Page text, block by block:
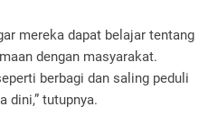
mereka dapat belajar tentang
dengan masyarakat.
berbagi dan saling peduli
dini,” tutupnya.